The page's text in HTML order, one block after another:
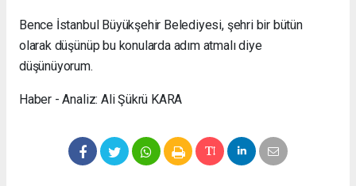
Bence İstanbul Büyükşehir Belediyesi, şehri bir bütün
olarak düşünüp bu konularda adım atmalı diye
düşünüyorum.
Haber - Analiz: Ali Şükrü KARA